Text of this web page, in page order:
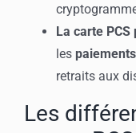
La carte PCS
les
retraits aux
Les